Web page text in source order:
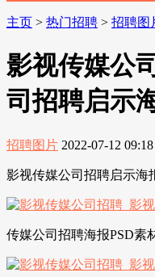
主页 > 热门招聘 > 招聘图
影视传媒公
司招聘启示
招聘图片 2022-07-12 09:18
影视传媒公司招聘启示海
传媒公司招聘海报PSD素